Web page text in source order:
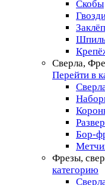
Скобы
Сверла,
Перейти в
Бор-
Фрезы,
категорию